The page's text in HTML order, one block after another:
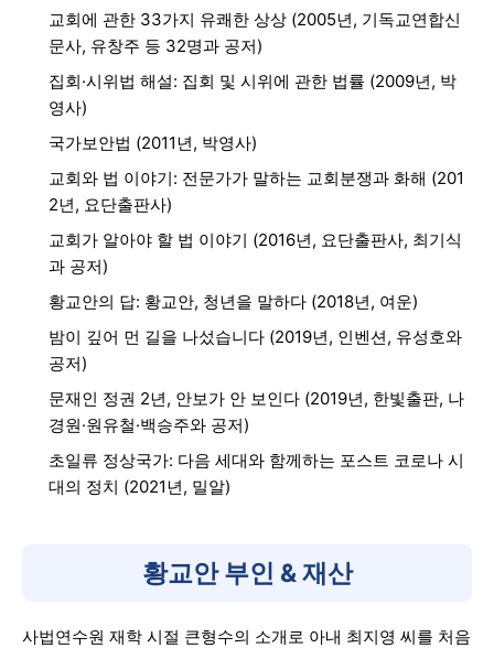
교회에 관한 33가지 유쾌한 상상 (2005년, 기독교연합신
문사, 유창주 등 32명과 공저)
집회·시위법 해설: 집회 및 시위에 관한 법률 (2009년, 박
영사)
국가보안법 (2011년, 박영사)
교회와 법 이야기: 전문가가 말하는 교회분쟁과 화해 (201
2년, 요단출판사)
교회가 알아야 할 법 이야기 (2016년, 요단출판사, 최기식
과 공저)
황교안의 답: 황교안, 청년을 말하다 (2018년, 여운)
밤이 깊어 먼 길을 나섰습니다 (2019년, 인벤션, 유성호와
공저)
문재인 정권 2년, 안보가 안 보인다 (2019년, 한빛출판, 나
경원·원유철·백승주와 공저)
초일류 정상국가: 다음 세대와 함께하는 포스트 코로나 시
대의 정치 (2021년, 밀알)
황교안 부인 & 재산
사법연수원 재학 시절 큰형수의 소개로 아내 최지영 씨를 처음